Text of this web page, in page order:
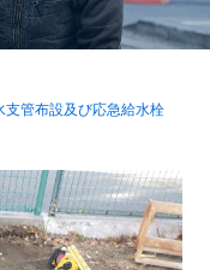
管布設及び応急給水栓